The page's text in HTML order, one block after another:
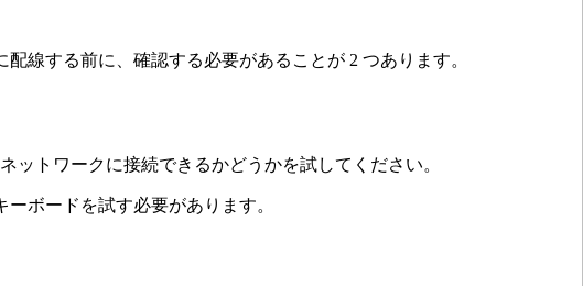
線する前に、確認する必要があることが 2 つあります。
トワークに接続できるかどうかを試してください。
ボードを試す必要があります。